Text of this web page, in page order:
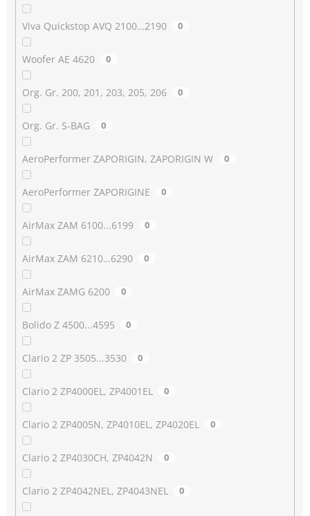
Viva Quickstop AVQ 2100…2190 0
Woofer AE 4620 0
Org. Gr. 200, 201, 203, 205, 206 0
Org. Gr. S-BAG 0
AeroPerformer ZAPORIGIN, ZAPORIGIN W 0
AeroPerformer ZAPORIGINE 0
AirMax ZAM 6100...6199 0
AirMax ZAM 6210…6290 0
AirMax ZAMG 6200 0
Bolido Z 4500...4595 0
Clario 2 ZP 3505...3530 0
Clario 2 ZP4000EL, ZP4001EL 0
Clario 2 ZP4005N, ZP4010EL, ZP4020EL 0
Clario 2 ZP4030CH, ZP4042N 0
Clario 2 ZP4042NEL, ZP4043NEL 0